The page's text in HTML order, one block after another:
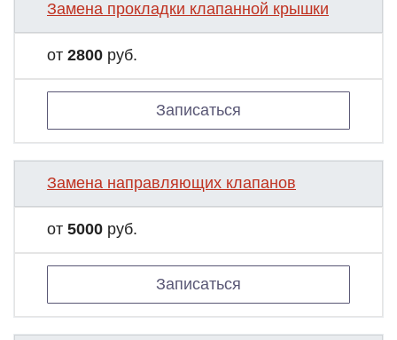
Замена прокладки клапанной крышки
от 2800 руб.
Записаться
Замена направляющих клапанов
от 5000 руб.
Записаться